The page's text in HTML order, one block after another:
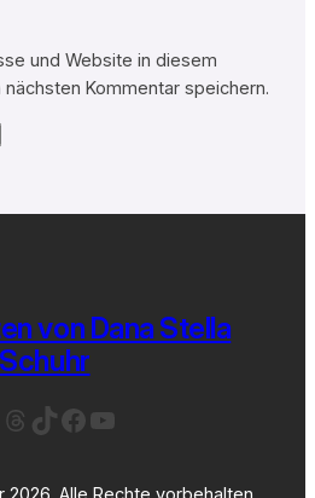
und Website in diesem
Kommentar speichern.
von Dana Stella
Schuhr
Threads
TikTok
Facebook
YouTube